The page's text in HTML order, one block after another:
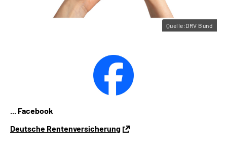
... Facebook
Deutsche Rentenversicherung
Quelle:DRV Bund